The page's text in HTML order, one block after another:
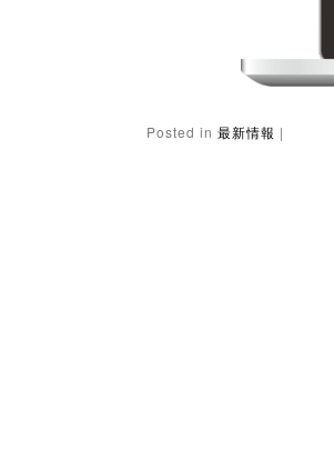
Posted in 最新情報 |